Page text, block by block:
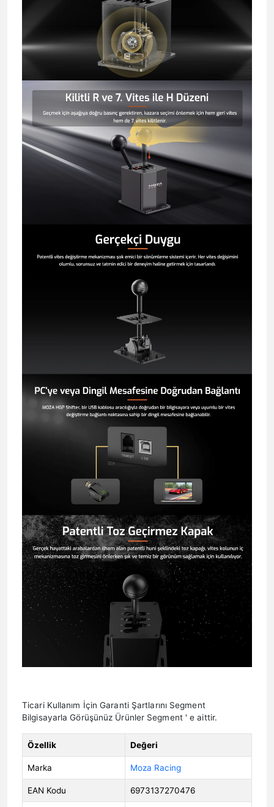
Ticari Kullanım İçin Garanti Şartlarını Segment
Bilgisayarla Görüşünüz Ürünler Segment ' e aittir.
Özellik Değeri
Marka Moza Racing
EAN Kodu 6973137270476